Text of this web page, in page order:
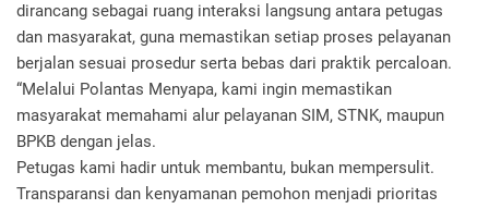
dirancang sebagai ruang interaksi langsung antara petugas
dan masyarakat, guna memastikan setiap proses pelayanan
berjalan sesuai prosedur serta bebas dari praktik percaloan.
“Melalui Polantas Menyapa, kami ingin memastikan
masyarakat memahami alur pelayanan SIM, STNK, maupun
BPKB dengan jelas.
Petugas kami hadir untuk membantu, bukan mempersulit.
Transparansi dan kenyamanan pemohon menjadi prioritas